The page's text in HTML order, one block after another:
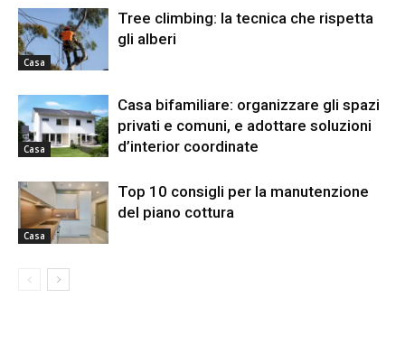
Casa
Tree climbing: la tecnica che rispetta
gli alberi
Casa
Casa bifamiliare: organizzare gli spazi
privati e comuni, e adottare soluzioni
d’interior coordinate
Casa
Top 10 consigli per la manutenzione
del piano cottura